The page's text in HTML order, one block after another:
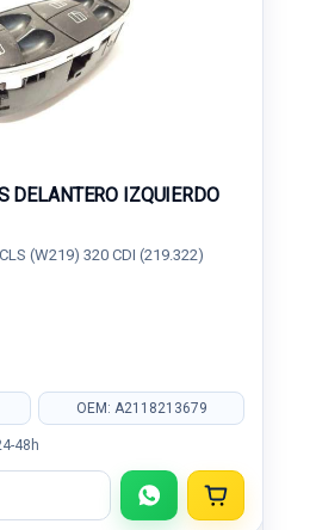
DELANTERO IZQUIERDO
(W219) 320 CDI (219.322)
OEM: A2118213679
48h